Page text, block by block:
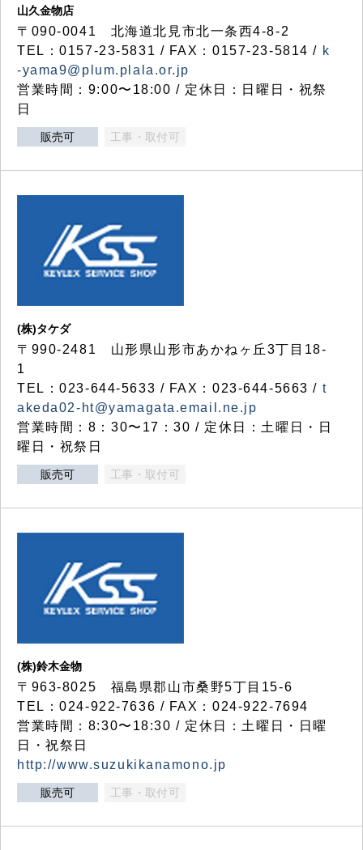
山久金物店
〒090-0041 北海道北見市北一条西4-8-2
TEL：0157-23-5831 / FAX：0157-23-5814 / k
-yama9@plum.plala.or.jp
営業時間：9:00〜18:00 / 定休日：日曜日・祝祭
日
販売可 工事・取付可
(株)タケダ
〒990-2481 山形県山形市あかねヶ丘3丁目18-
1
TEL：023-644-5633 / FAX：023-644-5663 / t
akeda02-ht@yamagata.email.ne.jp
営業時間：8：30〜17：30 / 定休日：土曜日・日
曜日・祝祭日
販売可 工事・取付可
(株)鈴木金物
〒963-8025 福島県郡山市桑野5丁目15-6
TEL：024-922-7636 / FAX：024-922-7694
営業時間：8:30〜18:30 / 定休日：土曜日・日曜
日・祝祭日
http://www.suzukikanamono.jp
販売可 工事・取付可